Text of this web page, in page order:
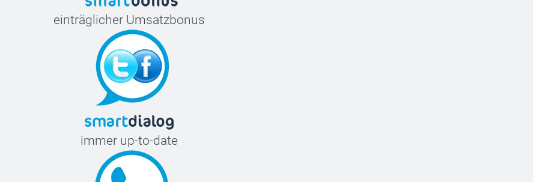
einträglicher Umsatzbonus
immer up-to-date